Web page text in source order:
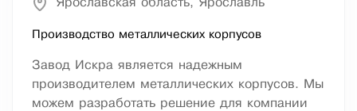
Ярославская область, Ярославль
Производство металлических корпусов
Завод Искра является надежным
производителем металлических корпусов. Мы
можем разработать решение для компании